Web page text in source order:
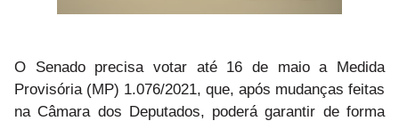
O Senado precisa votar até 16 de maio a Medida
Provisória (MP) 1.076/2021, que, após mudanças feitas
na Câmara dos Deputados, poderá garantir de forma